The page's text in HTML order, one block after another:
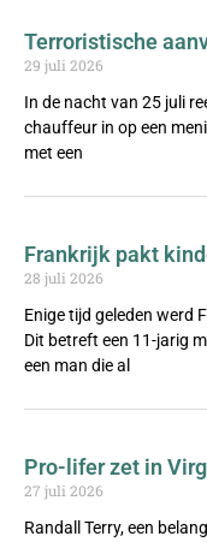
Terroristische
29 juli 2026
In de nacht van 25 juli
chauffeur in op een
met een
Frankrijk pakt
28 juli 2026
Enige tijd geleden werd
Dit betreft een 11-jarig
een man die al
Pro-lifer zet in
27 juli 2026
Randall Terry, een